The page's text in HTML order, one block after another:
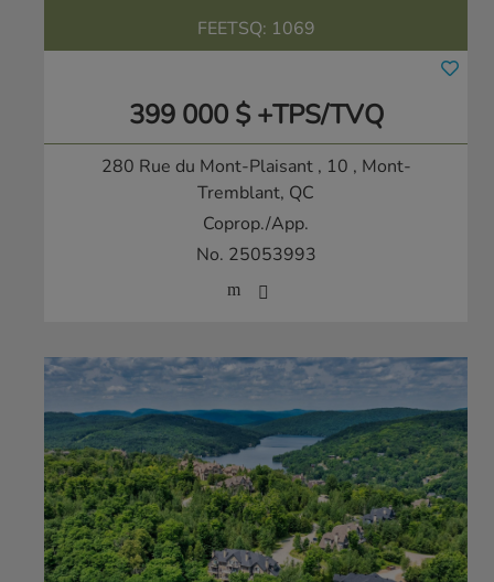
FEETSQ: 1069
399 000 $ +TPS/TVQ
280 Rue du Mont-Plaisant , 10 , Mont-
Tremblant, QC
Coprop./App.
No. 25053993